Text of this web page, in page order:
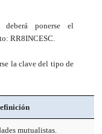
ponerse el
RR8INCESC.
la clave del tipo de
mutualistas.